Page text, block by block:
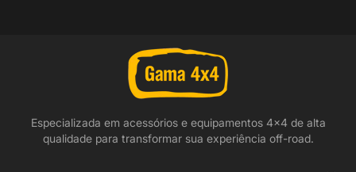
Especializada em acessórios e equipamentos 4x4 de alta
qualidade para transformar sua experiência off-road.